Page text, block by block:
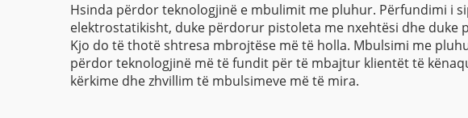
Hsinda përdor teknologjinë e mbulimit me pluhur. Përfundimi i
elektrostatikisht, duke përdorur pistoleta me nxehtësi dhe duke
Kjo do të thotë shtresa mbrojtëse më të holla. Mbulsimi me
përdor teknologjinë më të fundit për të mbajtur klientët të
kërkime dhe zhvillim të mbulsimeve më të mira.